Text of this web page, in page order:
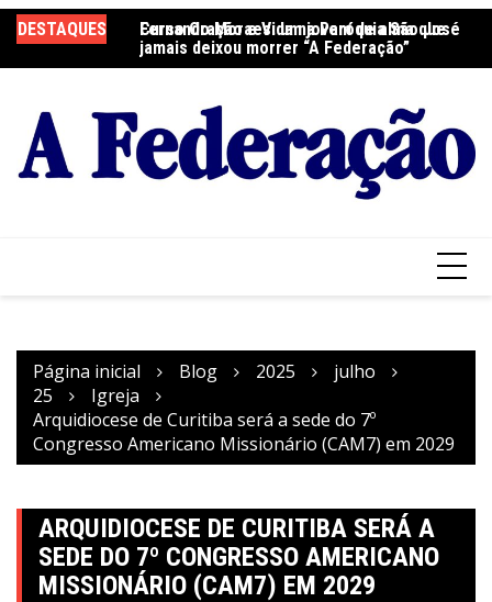
para
o
DESTAQUES
Fernando Moraes: um jovem de alma que
jamais deixou morrer “A Federação”
Curso Oração e Vida na Paróquia São José
Página inicial Blog 2025
julho
25
Igreja
Arquidiocese de Curitiba será a sede do 7º
Congresso Americano Missionário (CAM7) em 2029
ARQUIDIOCESE DE CURITIBA SERÁ A
SEDE DO 7º CONGRESSO AMERICANO
MISSIONÁRIO (CAM7) EM 2029